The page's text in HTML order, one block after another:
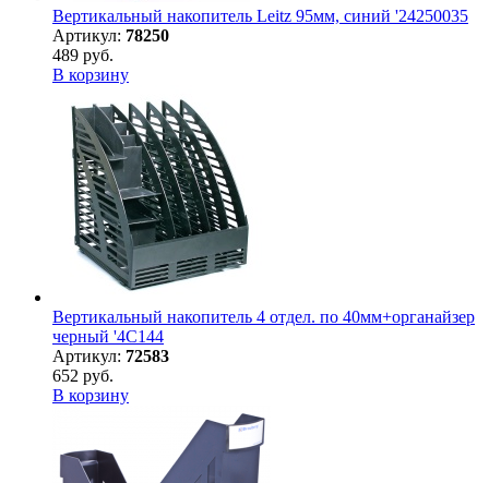
Вертикальный накопитель Leitz 95мм, синий '24250035
Артикул: 78250
489 руб.
В корзину
Вертикальный накопитель 4 отдел. по 40мм+органайзер
черный '4C144
Артикул: 72583
652 руб.
В корзину